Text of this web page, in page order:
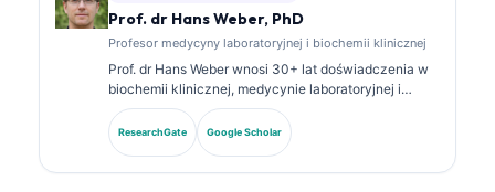
Prof. dr Hans Weber, PhD
Profesor medycyny laboratoryjnej i biochemii klinicznej
Prof. dr Hans Weber wnosi 30+ lat doświadczenia w
biochemii klinicznej, medycynie laboratoryjnej i
badaniach nad biomarkerami. Były prezes
Niemieckiego Towarzystwa Chemii Klinicznej,
specjalizuje się w analizie paneli diagnostycznych,
ResearchGate Google Scholar